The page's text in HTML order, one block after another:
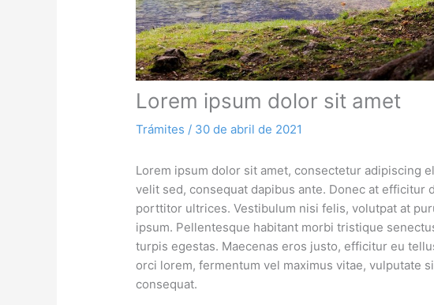
Lorem ipsum dolor sit amet
Trámites / 30 de abril de 2021
Lorem ipsum dolor sit amet, consectetur adipiscing
velit sed, consequat dapibus ante. Donec at efficitur
porttitor ultrices. Vestibulum nisi felis, volutpat at
ipsum. Pellentesque habitant morbi tristique
turpis egestas. Maecenas eros justo, efficitur eu
orci lorem, fermentum vel maximus vitae, vulputate
consequat.